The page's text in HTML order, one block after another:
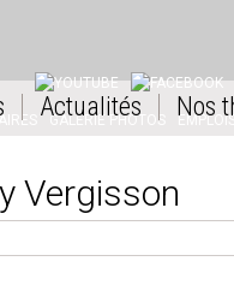
GALERIE PHOTOS
Actualités Nos
Vergisson